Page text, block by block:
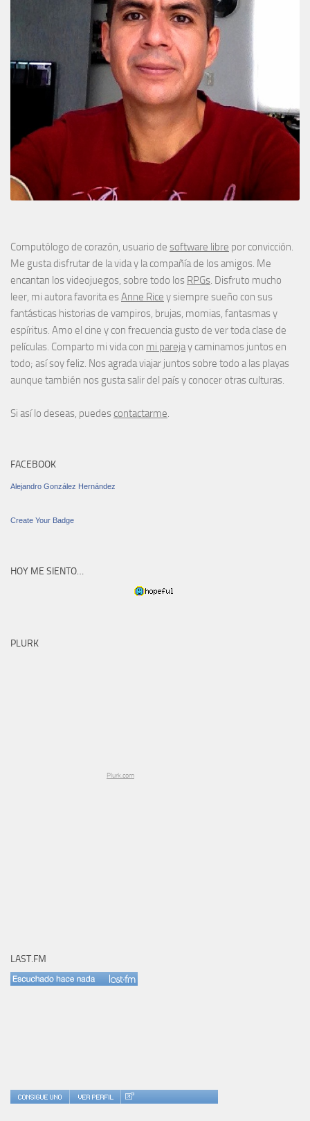
Computólogo de corazón, usuario de software libre por convicción.
Me gusta disfrutar de la vida y la compañía de los amigos. Me
encantan los videojuegos, sobre todo los RPGs. Disfruto mucho
leer, mi autora favorita esAnne Rice y siempre sueño con sus
fantásticas historias de vampiros, brujas, momias, fantasmas y
espíritus. Amo el cine y con frecuencia gusto de ver toda clase de
películas. Comparto mi vida con mi parejay caminamos juntos en
todo; así soy feliz. Nos agrada viajar juntos sobre todo a las playas
aunque también nos gusta salir del país y conocer otras culturas.
Si así lo deseas, puedes contactarme.
FACEBOOK
Alejandro González Hernández
Create Your Badge
HOY ME SIENTO…
PLURK
Plurk.com
LAST.FM